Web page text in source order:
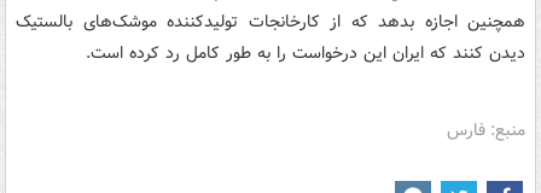
همچنین اجازه بدهد که از کارخانجات تولیدکننده موشک‌های بالستیک
دیدن کنند که ایران این درخواست را به طور کامل رد کرده است.
منبع: فارس